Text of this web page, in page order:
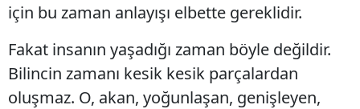
için bu zaman anlayışı elbette gereklidir.
Fakat insanın yaşadığı zaman böyle değildir.
Bilincin zamanı kesik kesik parçalardan
oluşmaz. O, akan, yoğunlaşan, genişleyen,